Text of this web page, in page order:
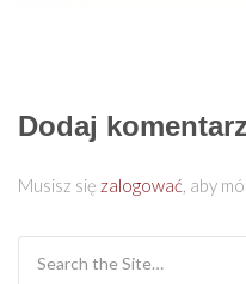
Dodaj
Musisz się zalogować, aby